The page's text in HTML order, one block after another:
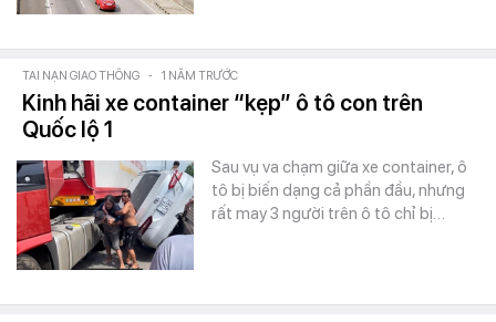
TAI NẠN GIAO THÔNG - 1 NĂM TRƯỚC
Kinh hãi xe container “kẹp” ô tô con trên
Quốc lộ 1
Sau vụ va chạm giữa xe container, ô
tô bị biến dạng cả phần đầu, nhưng
rất may 3 người trên ô tô chỉ bị…